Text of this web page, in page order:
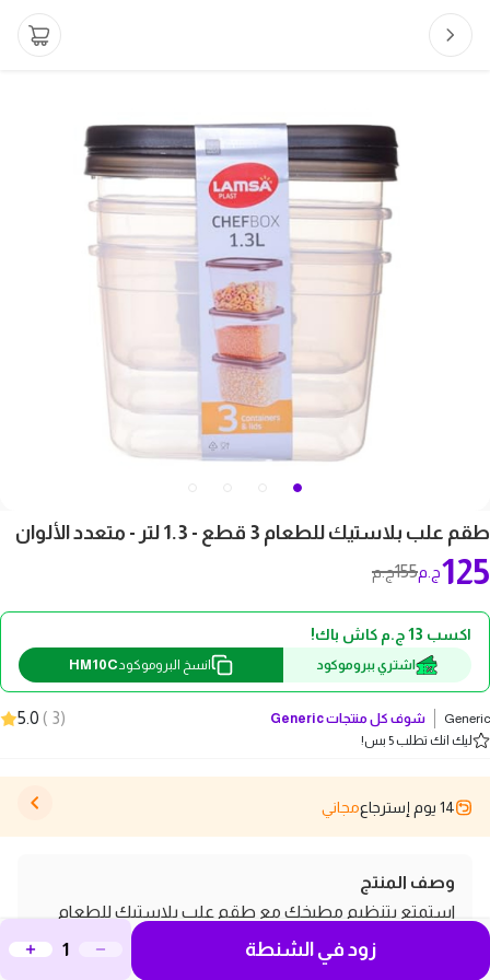
طقم علب بلاستيك للطعام 3 قطع - 1.3 لتر - متعدد الألوان
155ج.م 125ج.م
اكسب 13 ج.م كاش باك!
اشتري ببروموكود انسخ البروموكود HM10C
Generic شوف كل منتجاتGeneric
(
3
)
5.0
ليك انك تطلب 5 بس!
14 يوم إسترجاع مجاني
وصف المنتج
استمتع بتنظيم مطبخك مع طقم علب بلاستيك للطعام
المكون من 3 قطع، والذي يأتي بسعة 1.3 لتر لكل علبة. تتميز زود في الشنطة